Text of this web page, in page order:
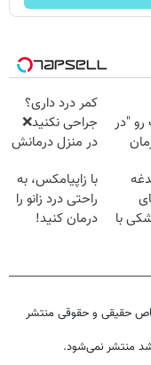
"در
کمر درد داری؟
جراحی نکنید❌
در منزل درمانش
(◂پرسش‌نامه)
با
با زاپیامکس، به
راحتی درد زانو را
درمان کنید!
حقیقی و حقوقی منتشر
منتشر نمی‌شود.